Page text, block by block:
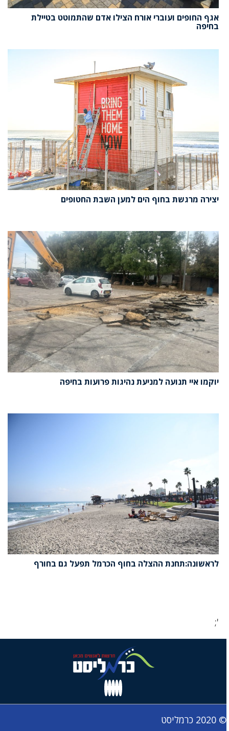
אגף החופים ועוברי אורח הצילו אדם שהתמוטט בטיילת
בחיפה
יצירה מרגשת בחוף הים למען השבת החטופים
יוקמו איי תנועה למניעת נהיגות פרועות בחיפה
לראשונה:תחנת ההצלה בחוף הכרמל תפעל גם בחורף
';
© 2020 כרמליסט